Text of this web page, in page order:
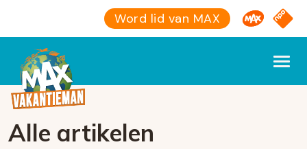
Word lid van MAX Omroep
NPO
Alle artikelen